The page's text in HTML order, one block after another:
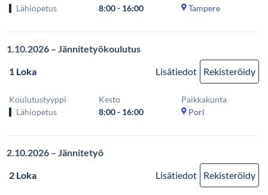
Lähiopetus
8:00 - 16:00
Tampere
1.10.2026 – Jännitetyökoulutus
1 Loka
Lisätiedot Rekisteröidy
Koulutustyyppi
Lähiopetus
Kesto
8:00 - 16:00
Paikkakunta
Pori
2.10.2026 – Jännitetyö
2 Loka
Lisätiedot Rekisteröidy